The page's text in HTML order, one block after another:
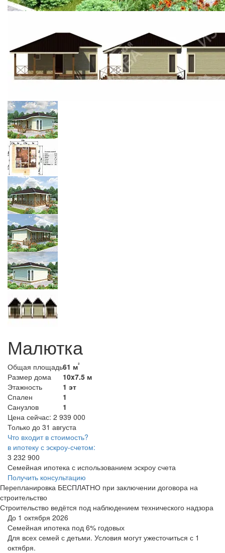
Малютка
Общая площадь61 м²
Размер дома
10x7.5 м
Этажность
1 эт
Спален
1
Санузлов
1
Цена сейчас: 2 939 000
Только до 31 августа
Что входит в стоимость?
в ипотеку с эскроу-счетом:
3 232 900
Семейная ипотека с использованием эскроу счета
Получить консультацию
Перепланировка БЕСПЛАТНО при заключении договора на
строительство
Строительство ведётся под наблюдением технического надзора
До 1 октября 2026
Семейная ипотека под 6% годовых
Для всех семей с детьми. Условия могут ужесточиться с 1
октября.